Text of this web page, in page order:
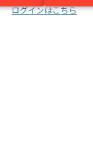
ログインはこちら